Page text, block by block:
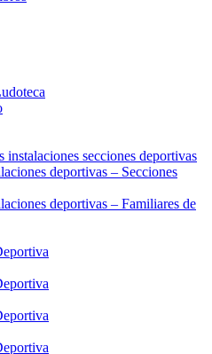
instalaciones secciones deportivas
deportivas – Secciones
deportivas – Familiares de